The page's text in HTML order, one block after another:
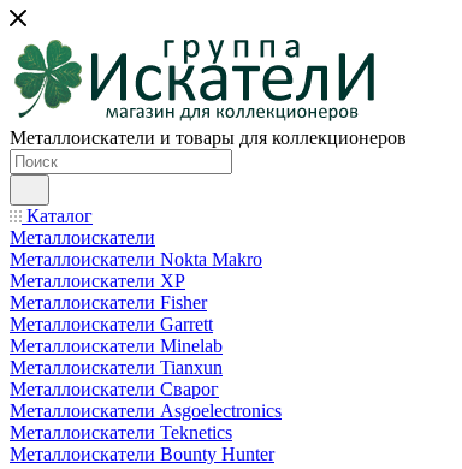
Металлоискатели и товары для коллекционеров
Каталог
Металлоискатели
Металлоискатели Nokta Makro
Металлоискатели XP
Металлоискатели Fisher
Металлоискатели Garrett
Металлоискатели Minelab
Металлоискатели Tianxun
Металлоискатели Сварог
Металлоискатели Asgoelectronics
Металлоискатели Teknetics
Металлоискатели Bounty Hunter